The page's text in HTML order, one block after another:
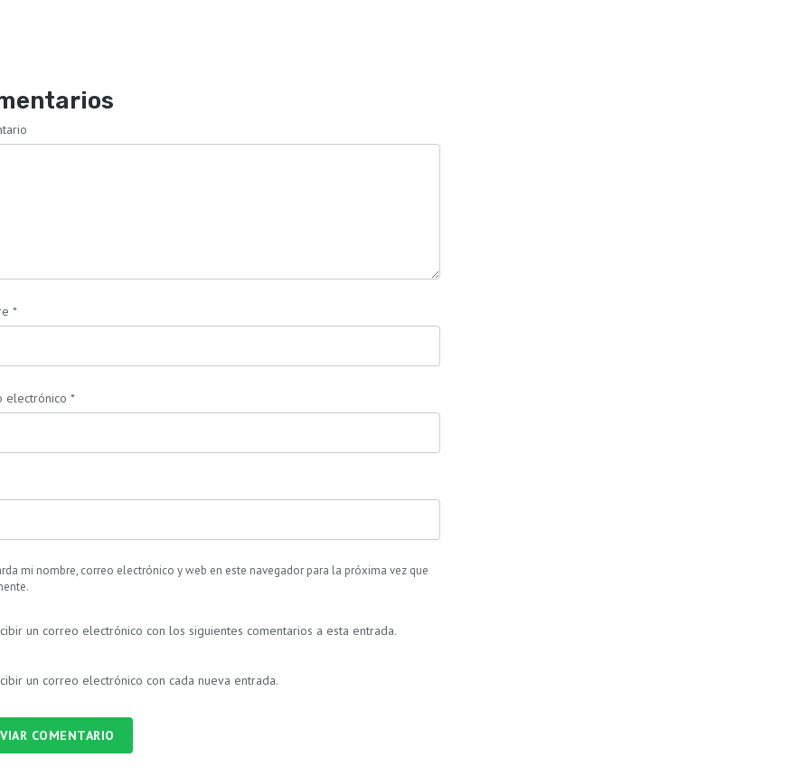
*
electrónico *
mi nombre, correo electrónico y web en este navegador para la próxima vez que
un correo electrónico con los siguientes comentarios a esta entrada.
un correo electrónico con cada nueva entrada.
COMENTARIO